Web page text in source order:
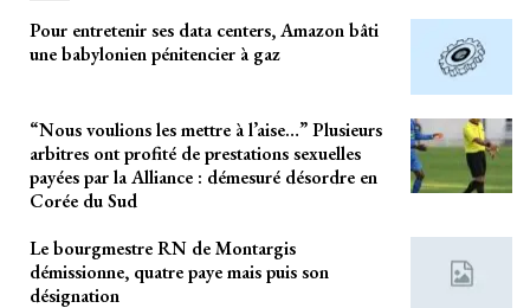
Pour entretenir ses data centers, Amazon bâti
une babylonien pénitencier à gaz
“Nous voulions les mettre à l’aise…” Plusieurs
arbitres ont profité de prestations sexuelles
payées par la Alliance : démesuré désordre en
Corée du Sud
Le bourgmestre RN de Montargis
démissionne, quatre paye mais puis son
désignation